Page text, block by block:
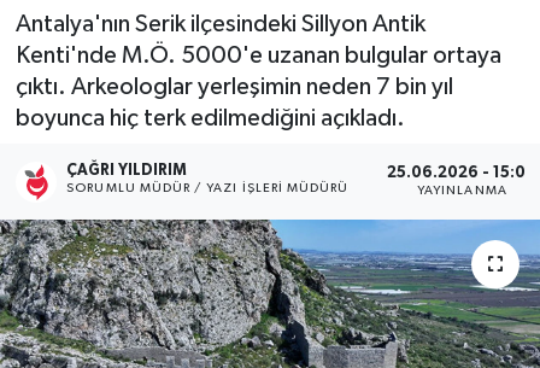
Antalya'nın Serik ilçesindeki Sillyon Antik
Kenti'nde M.Ö. 5000'e uzanan bulgular ortaya
çıktı. Arkeologlar yerleşimin neden 7 bin yıl
boyunca hiç terk edilmediğini açıkladı.
ÇAĞRI YILDIRIM
SORUMLU MÜDÜR / YAZI İŞLERI MÜDÜRÜ
25.06.2026 - 15:00
YAYINLANMA
Güvenlik
Kültür Sanat
Magazin
Medya
Politika
Sağlık
Haber Arşivi